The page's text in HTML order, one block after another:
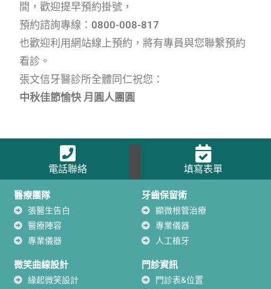
間，歡迎提早預約掛號，
預約諮詢專線： 0800-008-817
也歡迎利用網站線上預約，將有專員與您聯繫預約
看診。
張文信牙醫診所全體同仁祝您：
中秋佳節愉快 月圓人團圓
電話聯絡 填寫表單
醫療團隊
張醫生告白
醫療陣容
專業儀器
牙齒保留術
顯微根管治療
專業儀器
人工植牙
微笑曲線設計
緣起微笑設計
門診資訊
門診表&位置